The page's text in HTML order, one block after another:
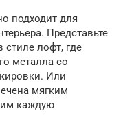
подходит для
Представьте
лофт, где
металла со
Или
мягким
каждую